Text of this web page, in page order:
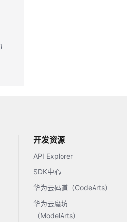
开发资源
API Explorer
SDK中心
华为云码道（CodeArts）
华为云魔坊
（ModelArts）